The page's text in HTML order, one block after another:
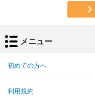
メニュー
初めての方へ
利用規約